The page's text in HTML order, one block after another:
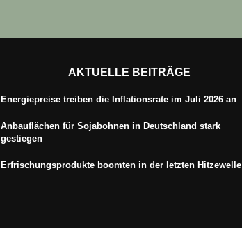
AKTUELLE BEITRÄGE
Energiepreise treiben die Inflationsrate im Juli 2026 an
Anbauflächen für Sojabohnen in Deutschland stark
gestiegen
Erfrischungsprodukte boomten in der letzten Hitzewelle